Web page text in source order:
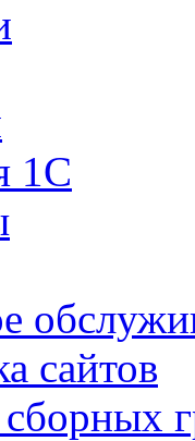
1С
сайтов